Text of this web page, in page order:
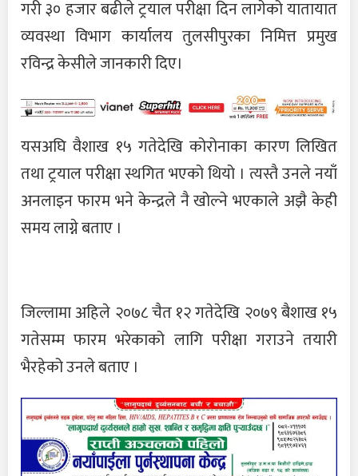
गरी ३० हजार बढीले ट्रयाल परीक्षा दिन लागेको यातायात
व्यवस्था विभाग कार्यालय तुलसीपुरका निमित्त प्रमुख
रविन्द्र केसीले जानकारी दिए।
यसअघि वैशाख १५ गतेदेखि कोरोनाका कारण लिखित
तथा ट्रयाल परीक्षा स्थगित भएको थियो । त्यस्तै उनले नयाँ
अनलाइन फारम भने केन्द्रले नै खोल्ने भएकाले अझै केही
समय लाग्ने बताए ।
जिल्लामा अहिले २०७८ चैत १२ गतेदेखि २०७९ बैशाख १५
गतेसम्म फारम भरेकाको लागि परीक्षा गराउने तयारी
भैरहेको उनले बताए ।